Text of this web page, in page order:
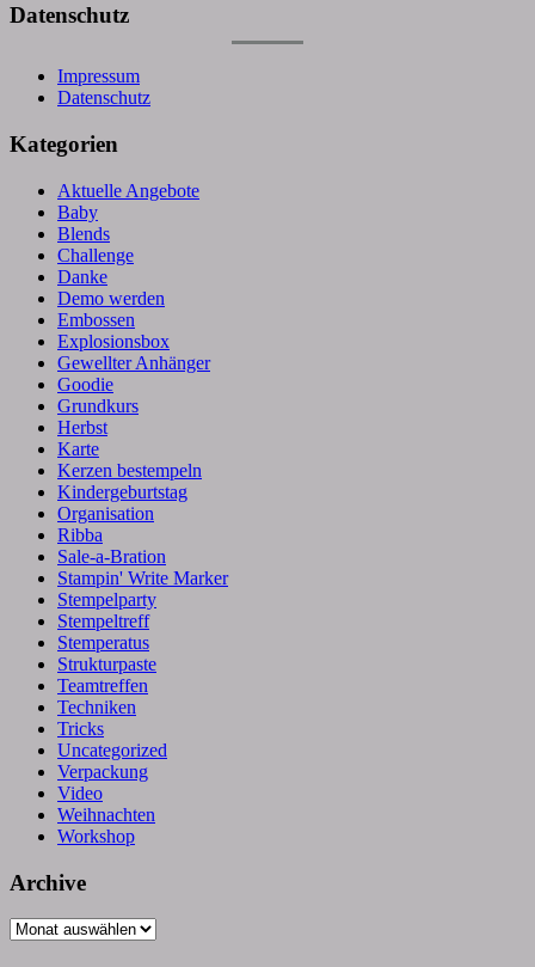
Datenschutz
Impressum
Datenschutz
Kategorien
Aktuelle Angebote
Baby
Blends
Challenge
Danke
Demo werden
Embossen
Explosionsbox
Gewellter Anhänger
Goodie
Grundkurs
Herbst
Karte
Kerzen bestempeln
Kindergeburtstag
Organisation
Ribba
Sale-a-Bration
Stampin' Write Marker
Stempelparty
Stempeltreff
Stemperatus
Strukturpaste
Teamtreffen
Techniken
Tricks
Uncategorized
Verpackung
Video
Weihnachten
Workshop
Archive
Archive